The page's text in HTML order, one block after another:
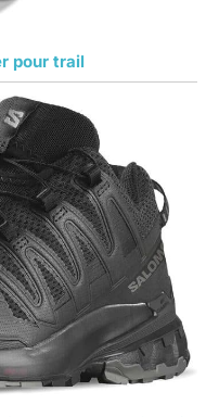
pour trail